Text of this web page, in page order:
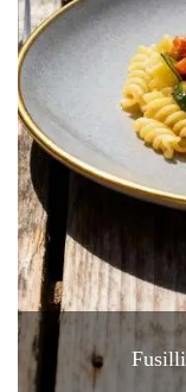
Fusilli